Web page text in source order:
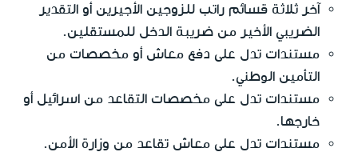
آخر ثلاثة قسائم راتب للزوجين الأجيرين أو التقدير
الضريبي الأخير من ضريبة الدخل للمستقلين.
مستندات تدل على دفع معاش أو مخصصات من
التأمين الوطني.
مستندات تدل على مخصصات التقاعد من اسرائيل أو
خارجها.
مستندات تدل على معاش تقاعد من وزارة الأمن.